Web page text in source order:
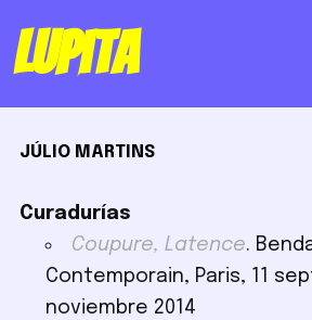
Lupita
JÚLIO MARTINS
Curadurías
Coupure, Latence.
Contemporain, Paris, 11
noviembre 2014